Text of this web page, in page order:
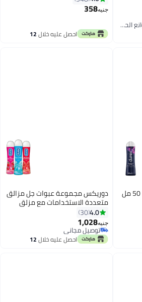
#40 في تنظيم الأسرة وموانع الحمل
جنيه358
احصل عليه خلال12
اغسطس
دوريكس مجموعة عبوات جل مزالق
متعددة الاستخدامات مع مزلق
وخزات الإثارة ومزلق بنكهة الكرز
القوية ومزلق بنكهة الفراولة
الشهية 50 مل
4.0
30
جنيه1,028
توصيل مجاني
توصيل مجانياحصل عليه خلال12